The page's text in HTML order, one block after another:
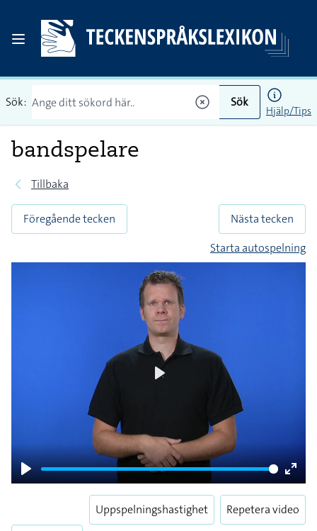
Sök: Sök
Hjälp/Tips
bandspelare
Tillbaka
Föregående tecken
Nästa tecken
Starta autospelning
Play
Enter
Uppspelningshastighet Repetera video